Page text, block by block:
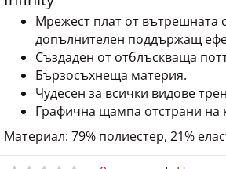
Мрежест плат от вътрешната
допълнителен поддържащ
Създаден от отблъскваща
Бързосъхнеща материя.
Чудесен за всички видове
Графична щампа отстрани на
Материал: 79% полиестер, 21%
0 мнения|